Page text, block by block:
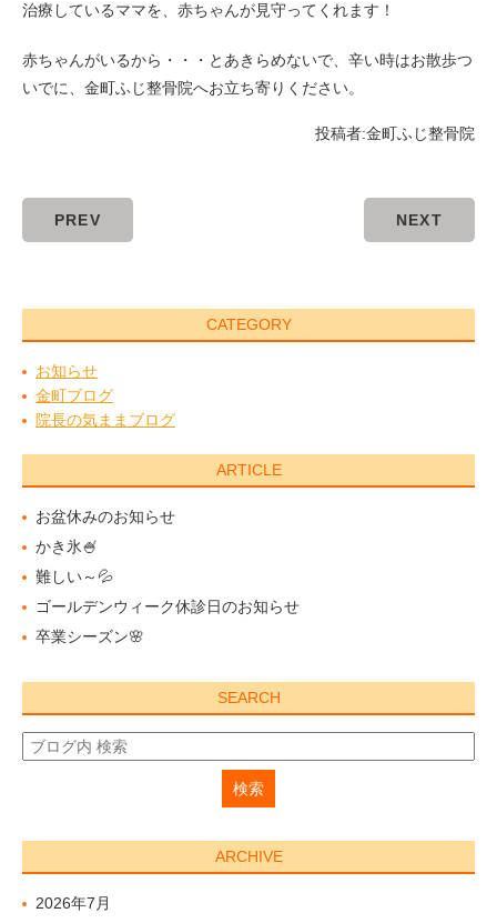
治療しているママを、赤ちゃんが見守ってくれます！
赤ちゃんがいるから・・・とあきらめないで、辛い時はお散歩つ
いでに、金町ふじ整骨院へお立ち寄りください。
投稿者:金町ふじ整骨院
PREV NEXT
CATEGORY
お知らせ
金町ブログ
院長の気ままブログ
ARTICLE
お盆休みのお知らせ
かき氷🍧
難しい～💦
ゴールデンウィーク休診日のお知らせ
卒業シーズン🌸
SEARCH
ARCHIVE
2026年7月